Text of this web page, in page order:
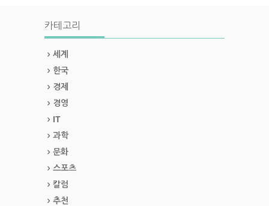
카테고리
세계
한국
경제
경영
IT
과학
문화
스포츠
칼럼
추천